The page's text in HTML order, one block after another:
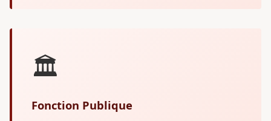
🏛️
Fonction Publique